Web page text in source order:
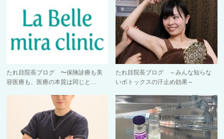
たれ目院長ブログ 〜保険診療も美
容医療も、医療の本質は同じと…
たれ目院長ブログ ～みんな知らな
いボトックスの汗止め効果～